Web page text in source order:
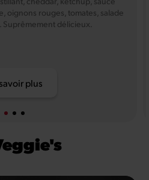
oignons rouges, tomates, salade
délicieux.
plus